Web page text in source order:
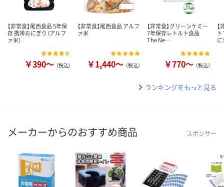
【非常食】尾西食品 5年保
存 携帯おにぎり（アルフ
ァ米）
￥390～ （税込）
【非常食】尾西食品 アルフ
ァ米
￥1,440～ （税込）
【非常食】グリーンケミー
7年保存レトルト食品
The Ne…
￥770～ （税込）
ランキングをもっと見る
メーカーからのおすすめ商品 スポンサー